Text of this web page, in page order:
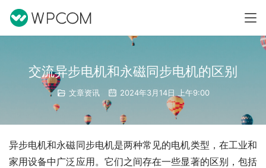
交流异步电机和永磁同步电机的区别
文章资讯 2024年3月14日 上午9:00
异步电机和永磁同步电机是两种常见的电机类型，在工业和
家用设备中广泛应用。它们之间存在一些显著的区别，包括